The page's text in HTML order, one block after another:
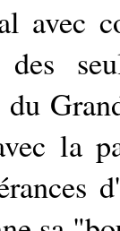
avec
des
la